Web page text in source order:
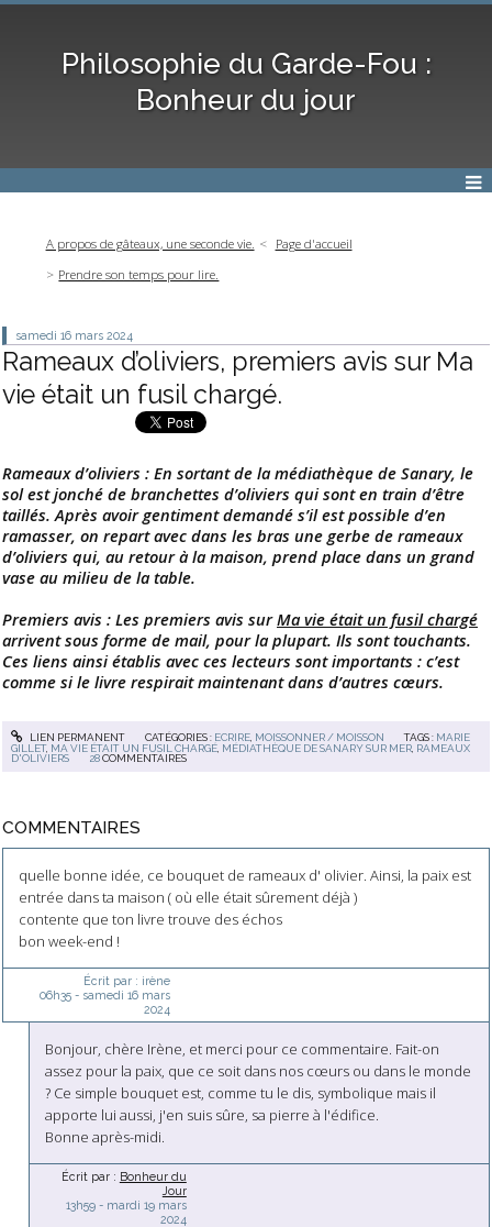
Philosophie du Garde-Fou :
Bonheur du jour
A propos de gâteaux, une seconde vie.
Page d'accueil
Prendre son temps pour lire.
samedi 16 mars 2024
Rameaux d’oliviers, premiers avis sur Ma
vie était un fusil chargé.
Rameaux d’oliviers : En sortant de la médiathèque de Sanary, le
sol est jonché de branchettes d’oliviers qui sont en train d’être
taillés. Après avoir gentiment demandé s’il est possible d’en
ramasser, on repart avec dans les bras une gerbe de rameaux
d’oliviers qui, au retour à la maison, prend place dans un grand
vase au milieu de la table.
Premiers avis : Les premiers avis surMa vie était un fusil chargé
arrivent sous forme de mail, pour la plupart. Ils sont touchants.
Ces liens ainsi établis avec ces lecteurs sont importants : c’est
comme si le livre respirait maintenant dans d’autres cœurs.
LIEN PERMANENT CATÉGORIES : ECRIRE, MOISSONNER / MOISSON TAGS : MARIE
GILLET, MA VIE ÉTAIT UN FUSIL CHARGÉ MÉDIATHÈQUE DE SANARY SUR MER RAMEAUX
D'OLIVIERS
28 COMMENTAIRES
COMMENTAIRES
quelle bonne idée, ce bouquet de rameaux d' olivier. Ainsi, la paix est
entrée dans ta maison ( où elle était sûrement déjà )
contente que ton livre trouve des échos
bon week-end !
Écrit par : irène
06h35- samedi 16 mars
2024
Bonjour, chère Irène, et merci pour ce commentaire. Fait-on
assez pour la paix, que ce soit dans nos cœurs ou dans le monde
? Ce simple bouquet est, comme tu le dis, symbolique mais il
apporte lui aussi, j'en suis sûre, sa pierre à l'édifice.
Bonne après-midi.
Écrit par : Bonheur du
Jour
13h59- mardi 19 mars
2024